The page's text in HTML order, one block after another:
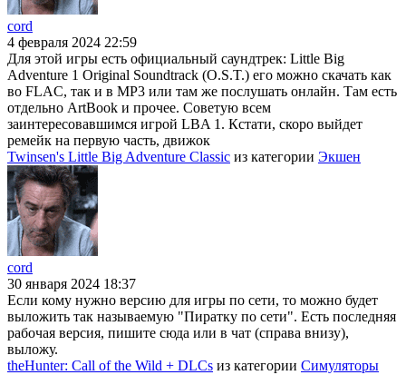
cord
4 февраля 2024 22:59
Для этой игры есть официальный саундтрек: Little Big
Adventure 1 Original Soundtrack (O.S.T.) его можно скачать как
во FLAC, так и в MP3 или там же послушать онлайн. Там есть
отдельно ArtBook и прочее. Советую всем
заинтересовавшимся игрой LBA 1. Кстати, скоро выйдет
ремейк на первую часть, движок
Twinsen's Little Big Adventure Classic из категории Экшен
cord
30 января 2024 18:37
Если кому нужно версию для игры по сети, то можно будет
выложить так называемую "Пиратку по сети". Есть последняя
рабочая версия, пишите сюда или в чат (справа внизу),
выложу.
theHunter: Call of the Wild + DLCs из категории Симуляторы